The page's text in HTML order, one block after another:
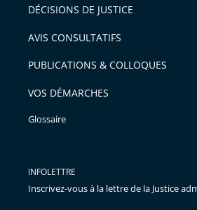
DÉCISIONS DE JUSTICE
AVIS CONSULTATIFS
PUBLICATIONS & COLLOQUES
VOS DÉMARCHES
Glossaire
INFOLETTRE
Inscrivez-vous à la lettre de la Justice